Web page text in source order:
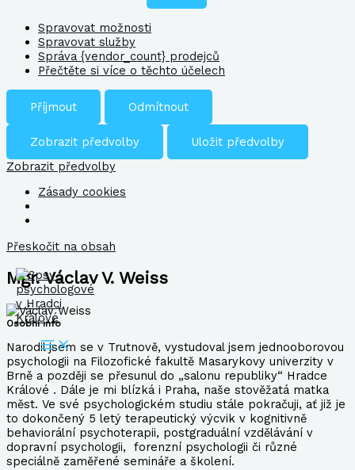
Spravovat možnosti
Spravovat služby
Správa {vendor_count} prodejců
Přečtěte si více o těchto účelech
Příjmout Odmítnout
Zobrazit předvolby
Uložit předvolby
Zobrazit předvolby
Zásady cookies
Přeskočit na obsah
Mgr.VáclavV. Weiss
Osobní info
Narodil jsem se v Trutnově, vystudoval jsem jednooborovou
psychologii na Filozofické fakultě Masarykovy univerzity v
Brně a později se přesunul do „salonu republiky“ Hradce
Králové . Dále je mi blízká i Praha, naše stověžatá matka
měst. Ve své psychologickém studiu stále pokračuji, ať již je
to dokončený 5 letý terapeutický výcvik v kognitivně
behaviorální psychoterapii, postgraduální vzdělávání v
dopravní psychologii, forenzní psychologii či různé
speciálně zaměřené semináře a školení.